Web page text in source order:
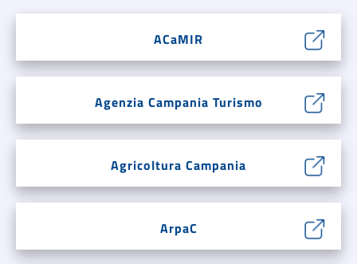
ACaMIR
Agenzia Campania Turismo
Agricoltura Campania
ArpaC